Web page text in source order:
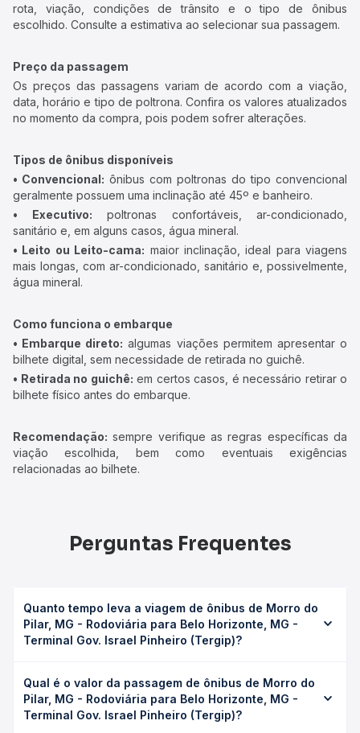
rota, viação, condições de trânsito e o tipo de ônibus
escolhido. Consulte a estimativa ao selecionar sua passagem.
Preço da passagem
Os preços das passagens variam de acordo com a viação,
data, horário e tipo de poltrona. Confira os valores atualizados
no momento da compra, pois podem sofrer alterações.
Tipos de ônibus disponíveis
• Convencional: ônibus com poltronas do tipo convencional
geralmente possuem uma inclinação até 45º e banheiro.
• Executivo: poltronas confortáveis, ar-condicionado,
sanitário e, em alguns casos, água mineral.
• Leito ou Leito-cama: maior inclinação, ideal para viagens
mais longas, com ar-condicionado, sanitário e, possivelmente,
água mineral.
Como funciona o embarque
• Embarque direto: algumas viações permitem apresentar o
bilhete digital, sem necessidade de retirada no guichê.
• Retirada no guichê: em certos casos, é necessário retirar o
bilhete físico antes do embarque.
Recomendação: sempre verifique as regras específicas da
viação escolhida, bem como eventuais exigências
relacionadas ao bilhete.
Perguntas Frequentes
Quanto tempo leva a viagem de ônibus de Morro do
Pilar, MG - Rodoviária para Belo Horizonte, MG -
Terminal Gov. Israel Pinheiro (Tergip)?
para Belo Horizonte, MG - Terminal Gov. Israel Pinheiro
(Tergip) leva em média 3h 30min, podendo variar
conforme a viação, o tipo de serviço (convencional,
Qual é o valor da passagem de ônibus de Morro do
Pilar, MG - Rodoviária para Belo Horizonte, MG -
Terminal Gov. Israel Pinheiro (Tergip)?